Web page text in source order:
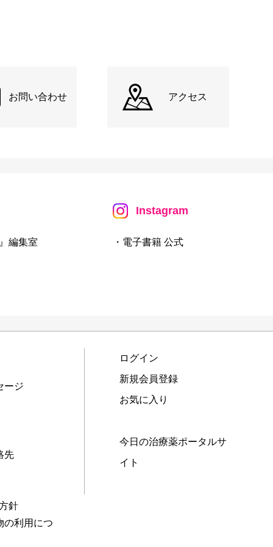
お問い合わせ アクセス
編集室
Instagram
・電子書籍 公式
ージ
先
針
の利用につ
ログイン
新規会員登録
お気に入り
今日の治療薬ポータルサ
イト